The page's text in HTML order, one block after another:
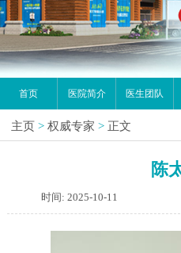
首页 医院简介 医生团队
主页 > 权威专家 > 正文
陈
时间: 2025-10-11